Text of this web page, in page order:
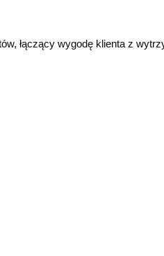
łączący wygodę klienta z